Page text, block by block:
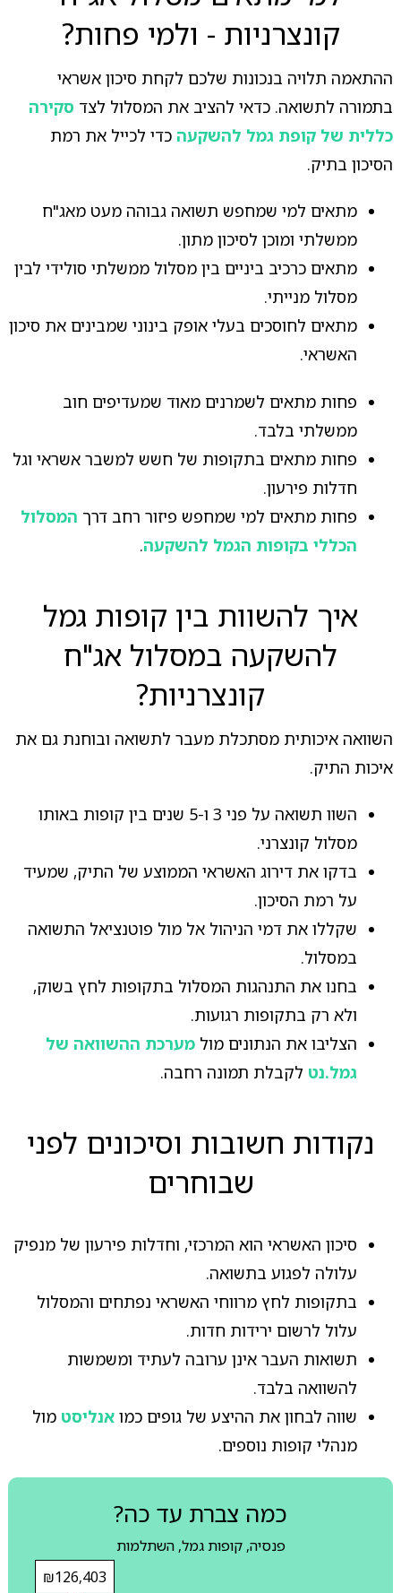
קונצרניות - ולמי פחות?
ההתאמה תלויה בנכונות שלכם לקחת סיכון אשראי
בתמורה לתשואה. כדאי להציב את המסלול לצד סקירה
כללית של קופת גמל להשקעהכדי לכייל את רמת
הסיכון בתיק.
מתאים למי שמחפש תשואה גבוהה מעט מאג"ח
ממשלתי ומוכן לסיכון מתון.
מתאים כרכיב ביניים בין מסלול ממשלתי סולידי לבין
מסלול מנייתי.
מתאים לחוסכים בעלי אופק בינוני שמבינים את סיכון
האשראי.
פחות מתאים לשמרנים מאוד שמעדיפים חוב
ממשלתי בלבד.
פחות מתאים בתקופות של חשש למשבר אשראי וגל
חדלות פירעון.
פחות מתאים למי שמחפש פיזור רחב דרך המסלול
הכללי בקופות הגמל להשקעה.
איך להשוות בין קופות גמל
להשקעה במסלול אג"ח
קונצרניות?
השוואה איכותית מסתכלת מעבר לתשואה ובוחנת גם את
איכות התיק.
השוו תשואה על פני 3 ו-5 שנים בין קופות באותו
מסלול קונצרני.
בדקו את דירוג האשראי הממוצע של התיק, שמעיד
על רמת הסיכון.
שקללו את דמי הניהול אל מול פוטנציאל התשואה
במסלול.
בחנו את התנהגות המסלול בתקופות לחץ בשוק,
ולא רק בתקופות רגועות.
הצליבו את הנתונים מול מערכת ההשוואה של
גמל.נט לקבלת תמונה רחבה.
נקודות חשובות וסיכונים לפני
שבוחרים
סיכון האשראי הוא המרכזי, וחדלות פירעון של מנפיק
עלולה לפגוע בתשואה.
בתקופות לחץ מרווחי האשראי נפתחים והמסלול
עלול לרשום ירידות חדות.
תשואות העבר אינן ערובה לעתיד ומשמשות
להשוואה בלבד.
שווה לבחון את ההיצע של גופים כמו אנליסט מול
מנהלי קופות נוספים.
כמה צברת עד כה?
פנסיה, קופות גמל, השתלמות
₪126,403